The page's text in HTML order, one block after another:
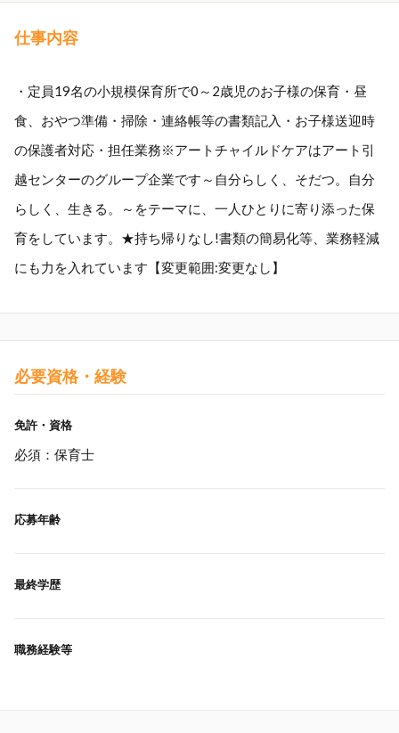
仕事内容
・定員19名の小規模保育所で0～2歳児のお子様の保育・昼
食、おやつ準備・掃除・連絡帳等の書類記入・お子様送迎時
の保護者対応・担任業務※アートチャイルドケアはアート引
越センターのグループ企業です～自分らしく、そだつ。自分
らしく、生きる。～をテーマに、一人ひとりに寄り添った保
育をしています。★持ち帰りなし!書類の簡易化等、業務軽減
にも力を入れています【変更範囲:変更なし】
必要資格・経験
免許・資格
必須：保育士
応募年齢
最終学歴
職務経験等